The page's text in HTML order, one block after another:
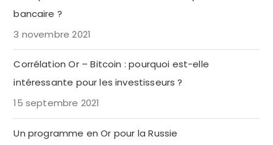
bancaire ?
3 novembre 2021
Corrélation Or – Bitcoin : pourquoi est-elle
intéressante pour les investisseurs ?
15 septembre 2021
Un programme en Or pour la Russie